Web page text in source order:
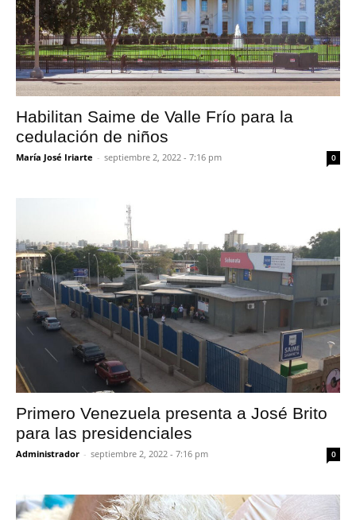
Habilitan Saime de Valle Frío para la
cedulación de niños
María José Iriarte - septiembre 2, 2022 - 7:16 pm 0
Primero Venezuela presenta a José Brito
para las presidenciales
Administrador - septiembre 2, 2022 - 7:16 pm 0